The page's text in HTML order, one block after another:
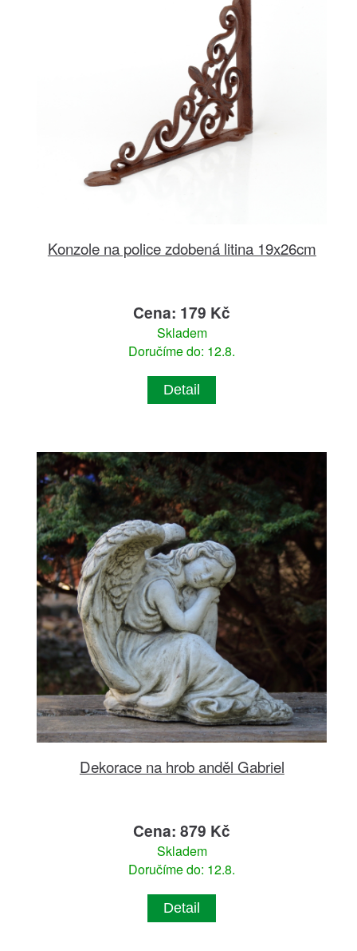
Konzole na police zdobená litina 19x26cm
Cena: 179 Kč
Skladem
Doručíme do: 12.8.
Detail
Dekorace na hrob anděl Gabriel
Cena: 879 Kč
Skladem
Doručíme do: 12.8.
Detail